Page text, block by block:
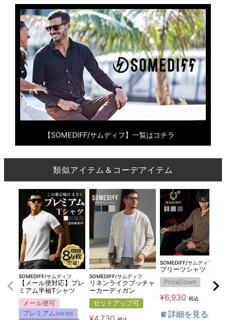
【SOMEDIFF/サムディフ】一覧はコチラ
類似アイテム＆コーデアイテム
SOMEDIFF/サムディフ
【メール便対応】プレ
ミアム半袖Tシャツ
メール便可
プレミアムseries
SOMEDIFF/サムディフ
リネンライクブッチャ
ーカーディガン
セットアップ可
SOMEDIFF/サムディフ
プリーツシャツ
PriceDown
¥6,930 税込
詳細を見る